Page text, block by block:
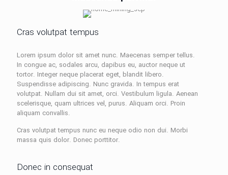
Cras volutpat tempus
Lorem ipsum dolor sit amet nunc. Maecenas semper tellus.
In congue ac, sodales arcu, dapibus eu, auctor neque ut
tortor. Integer neque placerat eget, blandit libero.
Suspendisse adipiscing. Nunc gravida. In tempus erat
volutpat. Nullam dui sit amet, orci. Vestibulum ligula. Aenean
scelerisque, quam ultrices vel, purus. Aliquam orci. Proin
aliquam convallis.
Cras volutpat tempus nunc eu neque odio non dui. Morbi
massa quis dolor. Donec porttitor.
Donec in consequat